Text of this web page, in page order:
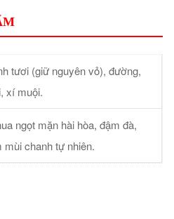
tươi (giữ nguyên vỏ), đường,
xí muội.
ngọt mặn hài hòa, đậm đà,
mùi chanh tự nhiên.